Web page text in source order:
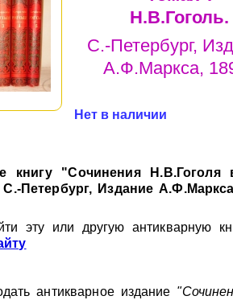
Н.В.Гоголь.
С.-Петербург,
А.Ф.Маркса,
Нет в наличии
книгу "Сочинения Н.В.Гоголя
С.-Петербург, Издание
эту или другую антикварную
антикварное издание